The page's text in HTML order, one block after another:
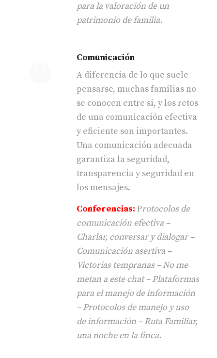
para la valoración de un
patrimonio de familia.
Comunicación
A diferencia de lo que suele
pensarse, muchas familias no
se conocen entre si, y los retos
de una comunicación efectiva
y eficiente son importantes.
Una comunicación adecuada
garantiza la seguridad,
transparencia y seguridad en
los mensajes.
Conferencias: Protocolos de
comunicación efectiva –
Charlar, conversar y dialogar –
Comunicación asertiva –
Victorias tempranas – No me
metan a este chat – Plataformas
para el manejo de información
– Protocolos de manejo y uso
de información – Ruta Familiar,
una noche en la finca.